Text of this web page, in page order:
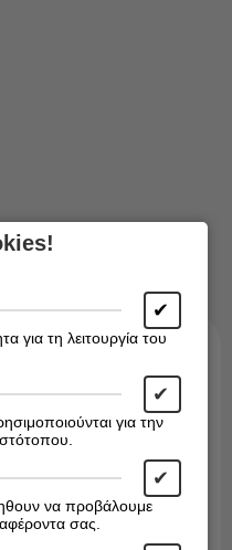
προσφορές μας!
✔
για τη λειτουργία του
✔
για την
✔
να προβάλουμε
σας.